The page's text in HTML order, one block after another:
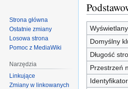
Przejdź
do
nawigacji
Przejdź
do
wyszukiwania
Wyświetlany
Domyślny
Długość
Przestrzeń
Strona główna
Ostatnie zmiany
Losowa strona
Pomoc z MediaWiki
Narzędzia
Linkujące
Zmiany w linkowanych